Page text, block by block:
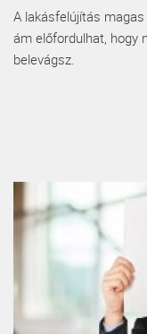
A lakásfelújítás
ám előfordulhat, hogy
belevágsz.